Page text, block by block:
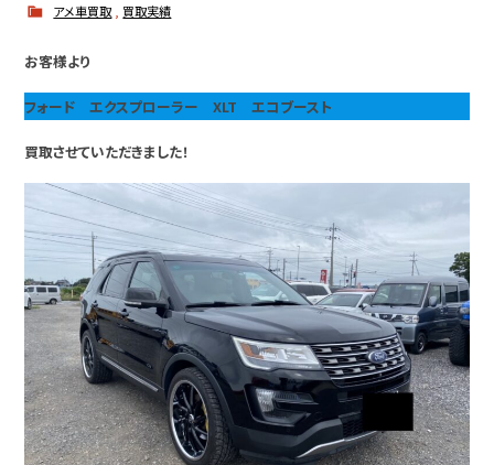
アメ車買取 買取実績
お客様より
フォード エクスプローラー XLT エコブースト
買取させていただきました！